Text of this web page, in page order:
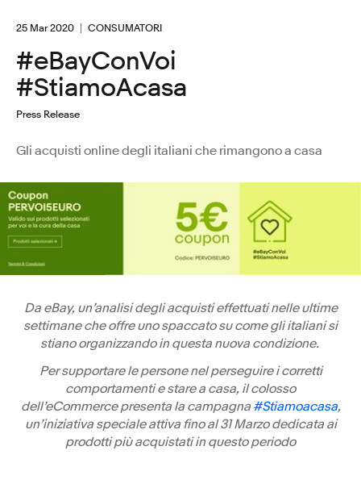
25 Mar 2020 CONSUMATORI
#eBayConVoi
#StiamoAcasa
Press Release
Gli acquisti online degli italiani che rimangono a casa
Da eBay, un’analisi degli acquisti effettuati nelle ultime
settimane che offre uno spaccato su come gli italiani si
stiano organizzando in questa nuova condizione.
Per supportare le persone nel perseguire i corretti
comportamenti e stare a casa, il colosso
dell’eCommerce presenta la campagna #Stiamoacasa,
un’iniziativa speciale attiva fino al 31 Marzo dedicata ai
prodotti più acquistati in questo periodo